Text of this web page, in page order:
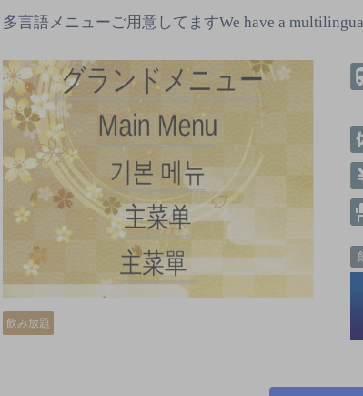
多言語メニューご用意してますWe have a
飲み放題